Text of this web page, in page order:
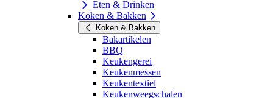
Eten & Drinken
Koken & Bakken
Koken & Bakken
Bakartikelen
BBQ
Keukengerei
Keukenmessen
Keukentextiel
Keukenweegschalen